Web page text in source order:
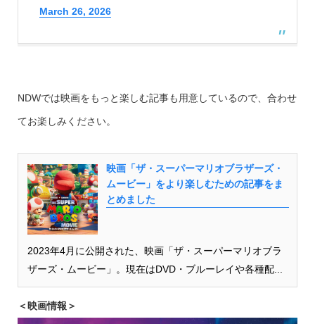
March 26, 2026
NDWでは映画をもっと楽しむ記事も用意しているので、合わせ
てお楽しみください。
映画「ザ・スーパーマリオブラザーズ・
ムービー」をより楽しむための記事をま
とめました
2023年4月に公開された、映画「ザ・スーパーマリオブラ
ザーズ・ムービー」。現在はDVD・ブルーレイや各種配...
＜映画情報＞